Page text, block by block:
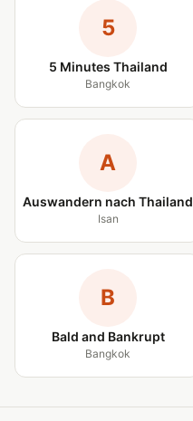
5
5 Minutes Thailand
Bangkok
A
Auswandern nach Thailand
Isan
B
Bald and Bankrupt
Bangkok